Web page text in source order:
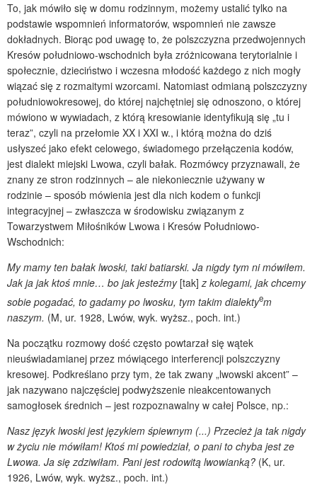
To, jak mówiło się w domu rodzinnym, możemy ustalić tylko na
podstawie wspomnień informatorów, wspomnień nie zawsze
dokładnych. Biorąc pod uwagę to, że polszczyzna przedwojennych
Kresów południowo-wschodnich była zróżnicowana terytorialnie i
społecznie, dzieciństwo i wczesna młodość każdego z nich mogły
wiązać się z rozmaitymi wzorcami. Natomiast odmianą polszczyzny
południowokresowej, do której najchętniej się odnoszono, o której
mówiono w wywiadach, z którą kresowianie identyfikują się „tu i
teraz”, czyli na przełomie XX i XXI w., i którą można do dziś
usłyszeć jako efekt celowego, świadomego przełączenia kodów,
jest dialekt miejski Lwowa, czyli bałak. Rozmówcy przyznawali, że
znany ze stron rodzinnych – ale niekoniecznie używany w
rodzinie – sposób mówienia jest dla nich kodem o funkcji
integracyjnej – zwłaszcza w środowisku związanym z
Towarzystwem Miłośników Lwowa i Kresów Południowo-
Wschodnich:
My mamy ten bałak lwoski, taki batiarski. Ja nigdy tym ni mówiłem.
Jak ja jak ktoś mnie… bo jak jesteźmy [tak] z kolegami, jak chcemy
sobie pogadać, to gadamy po lwosku, tym takim dialektyem
naszym. (M, ur. 1928, Lwów, wyk. wyższ., poch. int.)
Na początku rozmowy dość często powtarzał się wątek
nieuświadamianej przez mówiącego interferencji polszczyzny
kresowej. Podkreślano przy tym, że tak zwany „lwowski akcent” –
jak nazywano najczęściej podwyższenie nieakcentowanych
samogłosek średnich – jest rozpoznawalny w całej Polsce, np.:
Nasz język lwoski jest językiem śpiewnym (...) Przecież ja tak nigdy
w życiu nie mówiłam! Ktoś mi powiedział, o pani to chyba jest ze
Lwowa. Ja się zdziwiłam. Pani jest rodowitą lwowianką? (K, ur.
1926, Lwów, wyk. wyższ., poch. int.)